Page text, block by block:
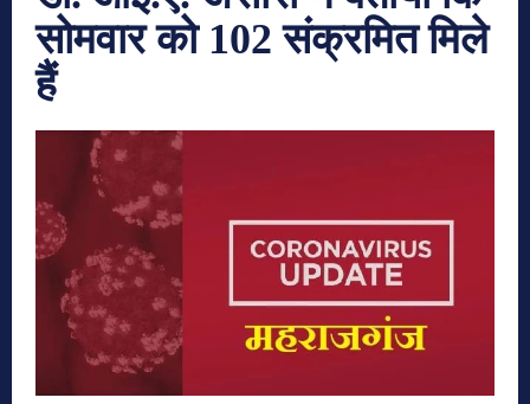
सोमवार को 102 संक्रमित मिले
हैं